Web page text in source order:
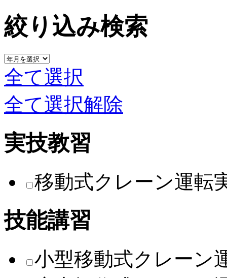
絞り込み検索
全て選択
全て選択解除
実技教習
移動式クレーン運転
技能講習
小型移動式クレーン